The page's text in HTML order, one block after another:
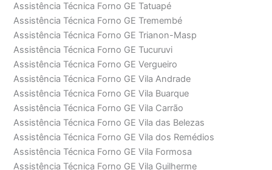
Assistência Técnica Forno GE Tatuapé
Assistência Técnica Forno GE Tremembé
Assistência Técnica Forno GE Trianon-Masp
Assistência Técnica Forno GE Tucuruvi
Assistência Técnica Forno GE Vergueiro
Assistência Técnica Forno GE Vila Andrade
Assistência Técnica Forno GE Vila Buarque
Assistência Técnica Forno GE Vila Carrão
Assistência Técnica Forno GE Vila das Belezas
Assistência Técnica Forno GE Vila dos Remédios
Assistência Técnica Forno GE Vila Formosa
Assistência Técnica Forno GE Vila Guilherme